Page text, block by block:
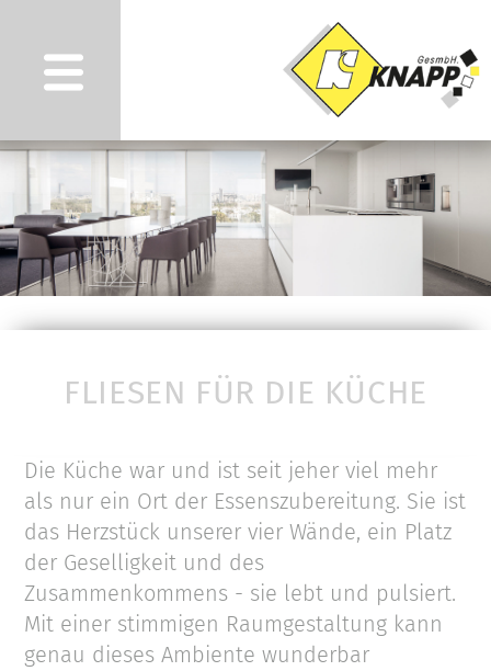
FLIESEN FÜR DIE KÜCHE
Die Küche war und ist seit jeher viel mehr
als nur ein Ort der Essenszubereitung. Sie ist
das Herzstück unserer vier Wände, ein Platz
der Geselligkeit und des
Zusammenkommens - sie lebt und pulsiert.
Mit einer stimmigen Raumgestaltung kann
genau dieses Ambiente wunderbar